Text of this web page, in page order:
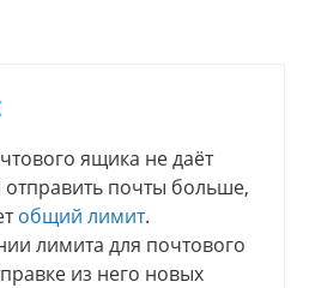
ящика не даёт
почты больше,
общий лимит.
лимита для почтового
из него новых